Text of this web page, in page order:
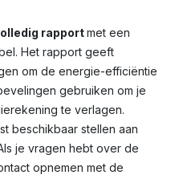
rapportmet een
Het rapport geeft
om de energie-efficiëntie
gebruiken om je
te verlagen.
beschikbaar stellen aan
je vragen hebt over de
opnemen met de